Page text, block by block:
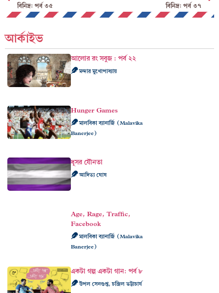
বিনিদ্র: পর্ব ৩৫ বিনিদ্র: পর্ব ৩৭
আর্কাইভ
আলোর রং সবুজ : পর্ব ২২
মন্দার মুখোপাধ্যায়
Hunger Games
মালবিকা ব্যানার্জি (Malavika
Banerjee)
ধূসর যৌনতা
আদিত্য ঘোষ
Age, Rage, Traffic,
Facebook
মালবিকা ব্যানার্জি (Malavika
Banerjee)
একটা গল্প একটা গান: পর্ব ৮
উপল সেনগুপ্ত, চন্দ্রিল ভট্টাচার্য